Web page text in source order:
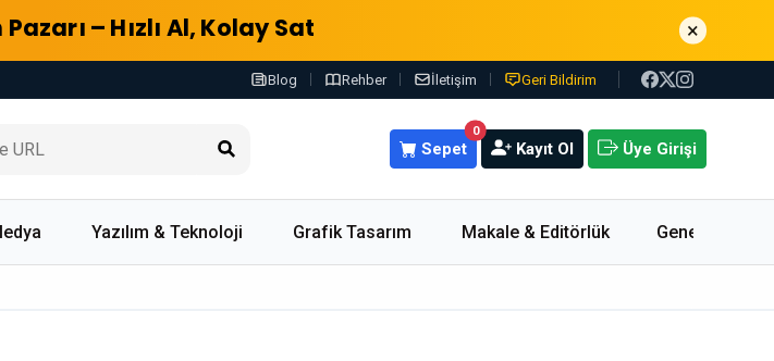
– Hızlı Al, Kolay Sat ×
Blog Rehber İletişim Geri Bildirim
0
Sepet Kayıt Ol Üye Girişi
Yazılım & Teknoloji Grafik Tasarım Makale & Editörlük Genel